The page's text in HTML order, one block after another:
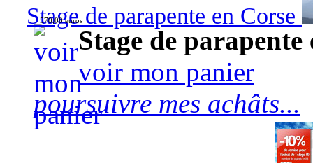
Stage de parapente en Corse
570,00 euros
Stage de
voir mon panier
poursuivre mes achâts...